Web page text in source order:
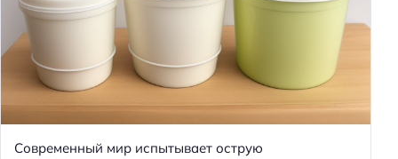
Современный мир испытывает острую